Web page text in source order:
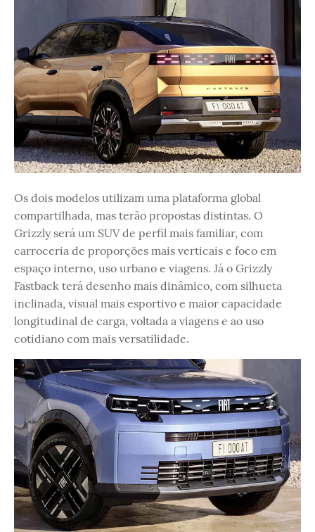
Os dois modelos utilizam uma plataforma global
compartilhada, mas terão propostas distintas. O
Grizzly será um SUV de perfil mais familiar, com
carroceria de proporções mais verticais e foco em
espaço interno, uso urbano e viagens. Já o Grizzly
Fastback terá desenho mais dinâmico, com silhueta
inclinada, visual mais esportivo e maior capacidade
longitudinal de carga, voltada a viagens e ao uso
cotidiano com mais versatilidade.